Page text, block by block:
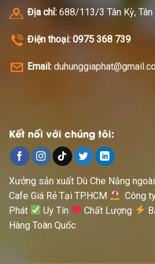
Địa chỉ: 688/113/3 Tân Kỳ, Tân
Điện thoại: 0975 368 739
Email:
Kết nối với chúng tôi:
Xưởng sản xuất Dù Che Nắng
Cafe Giá Rẻ Tại TP.HCM
Công
Phát
Uy Tín Chất Lượng
Hàng Toàn Quốc